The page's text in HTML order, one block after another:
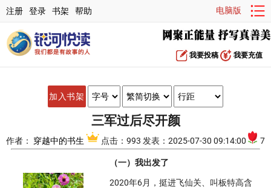
注册 登录 书架 帮助 电脑版
我要投稿 我要充值
加入书架
三军过后尽开颜
作者： 穿越中的书生 点击：993 发表：2025-07-30 09:14:00 7
（一）我出发了
2020年6月，挺进飞仙关、叫板特高含